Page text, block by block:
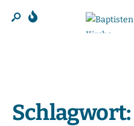
Schlagwort: